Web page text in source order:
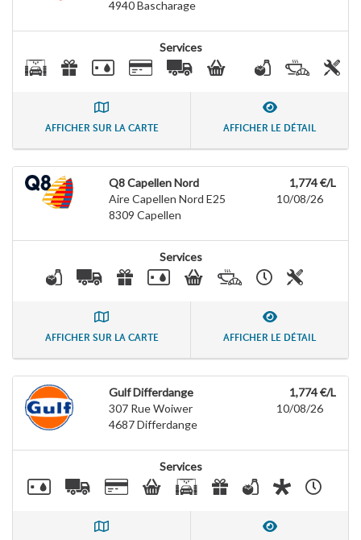
4940Bascharage
Services
AFFICHER SUR LA CARTE AFFICHER LE DÉTAIL
Q8 Capellen Nord
Aire Capellen Nord E25
8309 Capellen
1,774 €/L
10/08/26
Services
AFFICHER SUR LA CARTE AFFICHER LE DÉTAIL
Gulf Differdange
307 Rue Woiwer
4687Differdange
1,774 €/L
10/08/26
Services